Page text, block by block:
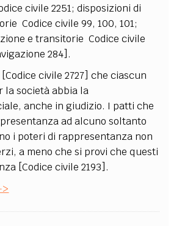
civile 2251; disposizioni di
Codice civile 99, 100, 101;
e transitorie Codice civile
284].
civile 2727] che ciascun
la società abbia la
anche in giudizio. I patti che
ad alcuno soltanto
i poteri di rappresentanza non
a meno che si provi che questi
[Codice civile 2193].